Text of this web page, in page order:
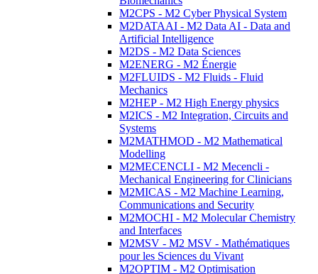
M2CPS - M2 Cyber Physical System
M2DATAAI - M2 Data AI - Data and
Artificial Intelligence
M2DS - M2 Data Sciences
M2ENERG - M2 Énergie
M2FLUIDS - M2 Fluids - Fluid
Mechanics
M2HEP - M2 High Energy physics
M2ICS - M2 Integration, Circuits and
Systems
M2MATHMOD - M2 Mathematical
Modelling
M2MECENCLI - M2 Mecencli -
Mechanical Engineering for Clinicians
M2MICAS - M2 Machine Learning,
Communications and Security
M2MOCHI - M2 Molecular Chemistry
and Interfaces
M2MSV - M2 MSV - Mathématiques
pour les Sciences du Vivant
M2OPTIM - M2 Optimisation